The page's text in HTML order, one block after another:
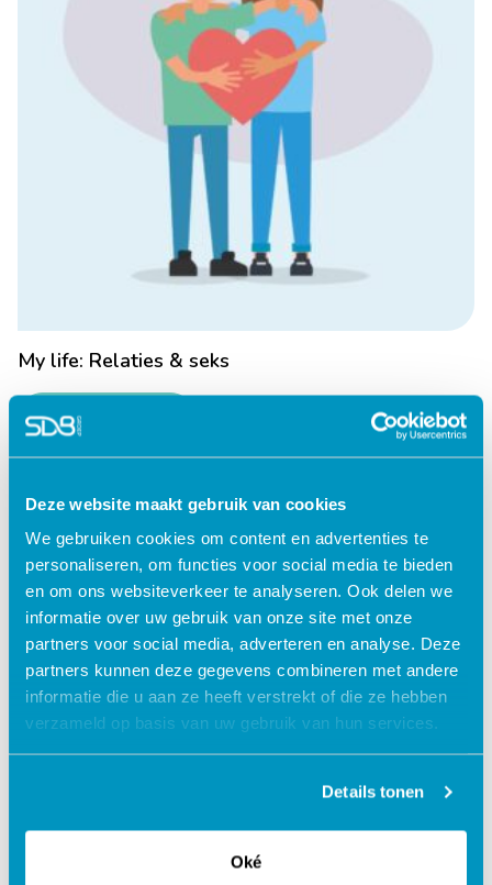
Deze website maakt gebruik van cookies
We gebruiken cookies om content en advertenties te
personaliseren, om functies voor social media te bieden
en om ons websiteverkeer te analyseren. Ook delen we
informatie over uw gebruik van onze site met onze
partners voor social media, adverteren en analyse. Deze
partners kunnen deze gegevens combineren met andere
informatie die u aan ze heeft verstrekt of die ze hebben
verzameld op basis van uw gebruik van hun services.
Details tonen
Oké
My life: Relaties & seks
Lees verder
Jouw data veilig in de cloud